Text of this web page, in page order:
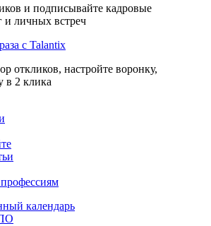
и подписывайте кадровые
и личных встреч
с Talantix
откликов, настройте воронку,
в 2 клика
календарь